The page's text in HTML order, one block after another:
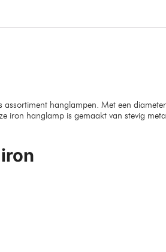
hanglampen. Met een
iron hanglamp is gemaakt van stevig